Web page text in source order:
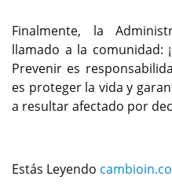
Finalmente, la
llamado a la comunidad:
Prevenir es
es proteger la vida y
a resultar afectado por
Estás Leyendo